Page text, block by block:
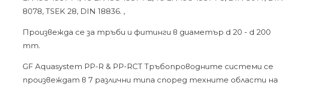
8078, TSEK 28, DIN 18836. ,
Произвежда се за тръби и фитинги в диаметър d 20 - d 200
mm.
GF Aquasystem PP-R & PP-RCT Тръбопроводните системи се
произвеждат в 7 различни типа според техните области на